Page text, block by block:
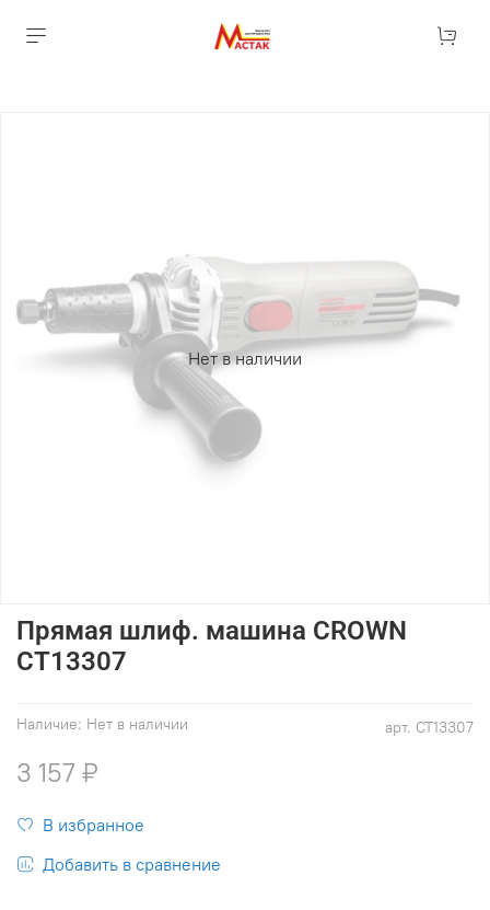
Нет в наличии
арт. СТ13307
Наличие: Нет в наличии
Прямая шлиф. машина CROWN
CT13307
3 157 ₽
В избранное
Добавить в сравнение